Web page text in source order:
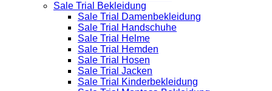
Sale Trial Bekleidung
Sale Trial Damenbekleidung
Sale Trial Handschuhe
Sale Trial Helme
Sale Trial Hemden
Sale Trial Hosen
Sale Trial Jacken
Sale Trial Kinderbekleidung